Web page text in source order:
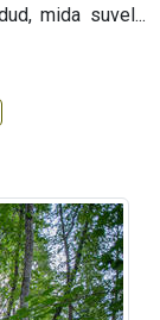
mida suvel...